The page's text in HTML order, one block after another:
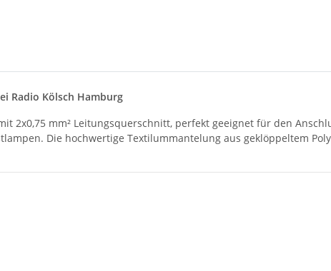
Radio Kölsch Hamburg
2x0,75 mm² Leitungsquerschnitt, perfekt geeignet für den
Die hochwertige Textilummantelung aus geklöppeltem